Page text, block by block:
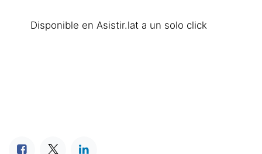
Disponible en Asistir.lat a un solo click